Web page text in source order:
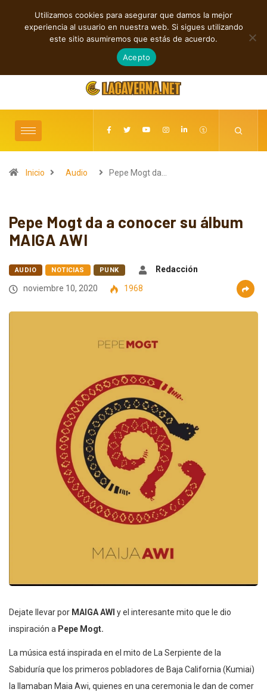
TENDENCIAS
Rock, folk e indie: cuatro estrenos independientes por descubrir
agosto 6, 2026
Inicio Audio Pepe Mogt da…
Pepe Mogt da a conocer su álbum
MAIGA AWI
AUDIO NOTICIAS PUNK
Redacción
noviembre 10, 2020
1968
Dejate llevar por MAIGA AWI y el interesante mito que le dio
inspiración a Pepe Mogt.
La música está inspirada en el mito de La Serpiente de la
Sabiduría que los primeros pobladores de Baja California (Kumiai)
la llamaban Maia Awi, quienes en una ceremonia le dan de comer
Utilizamos cookies para asegurar que damos la mejor
experiencia al usuario en nuestra web. Si sigues utilizando
este sitio asumiremos que estás de acuerdo.
Acepto